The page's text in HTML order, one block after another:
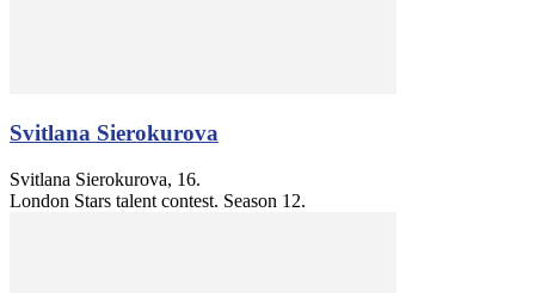
Svitlana Sierokurova
Svitlana Sierokurova, 16.
London Stars talent contest. Season 12.